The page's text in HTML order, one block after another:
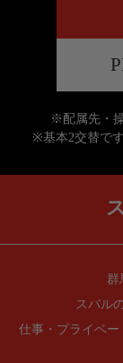
※配属先・
※基本2交替で
群
スバル
仕事・プライベー